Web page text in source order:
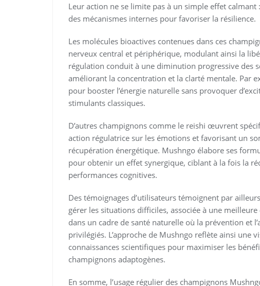
Leur action ne se limite pas à un simple effet
des mécanismes internes pour favoriser la résilience.
Les molécules bioactives contenues dans ces
nerveux central et périphérique, modulant ainsi la
régulation conduit à une diminution progressive des
améliorant la concentration et la clarté mentale. Par
pour booster l’énergie naturelle sans provoquer
stimulants classiques.
D’autres champignons comme le reishi œuvrent
action régulatrice sur les émotions et favorisant un
récupération énergétique. Mushngo élabore ses
pour obtenir un effet synergique, ciblant à la fois la
performances cognitives.
Des témoignages d’utilisateurs témoignent par
gérer les situations difficiles, associée à une
dans un cadre de santé naturelle où la prévention et
privilégiés. L’approche de Mushngo reflète ainsi une
connaissances scientifiques pour maximiser les
champignons adaptogènes.
En somme, l’usage régulier des champignons